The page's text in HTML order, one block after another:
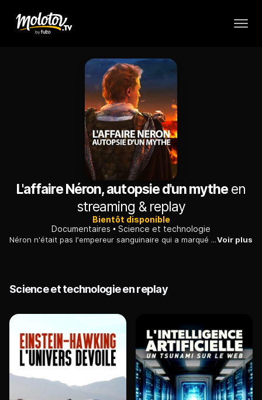
L'affaire Néron, autopsie d'un mytheen
streaming & replay
Bientôt disponible
Documentaires
Science et technologie
Néron n'était pas l'empereur sanguinaire qui a marqué l'Histoire, son portrait pourrait avoir été noirci, selon le médecin et anthropologue Philippe Charlier.Voir plus
Science et technologie en replay